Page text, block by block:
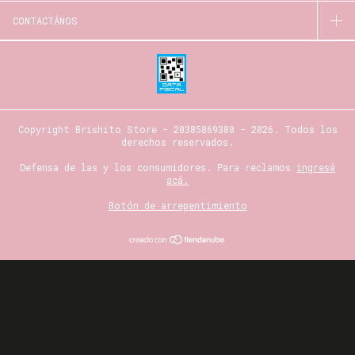
CONTACTÁNOS
Copyright Brishito Store - 20385869380 - 2026. Todos los
derechos reservados.
Defensa de las y los consumidores. Para reclamos ingresá
acá.
Botón de arrepentimiento